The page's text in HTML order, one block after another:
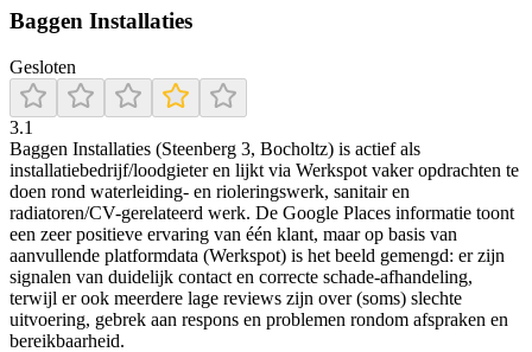
Baggen Installaties
Gesloten
3.1
Baggen Installaties (Steenberg 3, Bocholtz) is actief als
installatiebedrijf/loodgieter en lijkt via Werkspot vaker opdrachten te
doen rond waterleiding- en rioleringswerk, sanitair en
radiatoren/CV-gerelateerd werk. De Google Places informatie toont
een zeer positieve ervaring van één klant, maar op basis van
aanvullende platformdata (Werkspot) is het beeld gemengd: er zijn
signalen van duidelijk contact en correcte schade-afhandeling,
terwijl er ook meerdere lage reviews zijn over (soms) slechte
uitvoering, gebrek aan respons en problemen rondom afspraken en
bereikbaarheid.